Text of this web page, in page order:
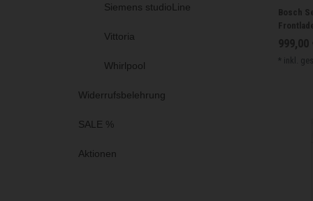
Siemens studioLine
Vittoria
Whirlpool
Widerrufsbelehrung
SALE %
Aktionen
Bosch
999,00
* inkl.